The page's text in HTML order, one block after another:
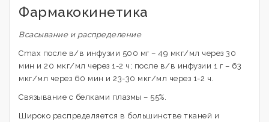
Фармакокинетика
Всасывание и распределение
Сmax после в/в инфузии 500 мг – 49 мкг/мл через 30
мин и 20 мкг/мл через 1-2 ч; после в/в инфузии 1 г – 63
мкг/мл через 60 мин и 23-30 мкг/мл через 1-2 ч.
Связывание с белками плазмы – 55%.
Широко распределяется в большинстве тканей и